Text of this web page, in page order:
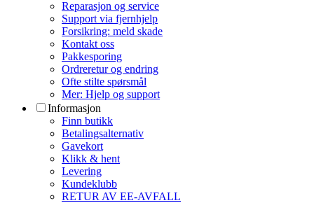
Reparasjon og service
Support via fjernhjelp
Forsikring: meld skade
Kontakt oss
Pakkesporing
Ordreretur og endring
Ofte stilte spørsmål
Mer: Hjelp og support
Informasjon
Finn butikk
Betalingsalternativ
Gavekort
Klikk & hent
Levering
Kundeklubb
RETUR AV EE-AVFALL